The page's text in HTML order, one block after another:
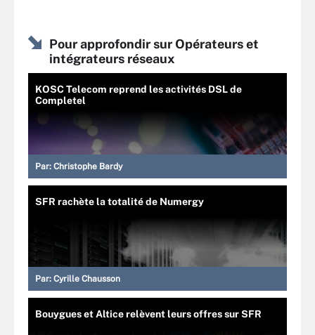
Pour approfondir sur Opérateurs et
intégrateurs réseaux
KOSC Telecom reprend les activités DSL de
Completel
Par: Christophe Bardy
SFR rachète la totalité de Numergy
Par: Cyrille Chausson
Bouygues et Altice relèvent leurs offres sur SFR